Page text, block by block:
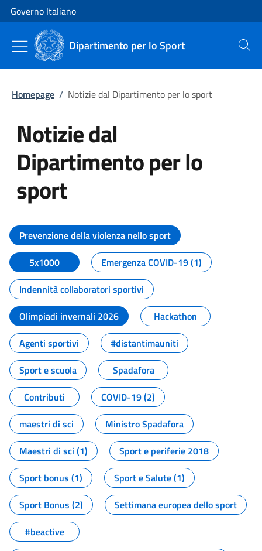
Vai al contenuto
Vai alla navigazione del sito
Governo Italiano
Dipartimento per lo Sport Cerca
Homepage / Notizie dal Dipartimento per lo sport
Notizie dal
Dipartimento per lo
sport
Tutti i contenuti della pagina
Prevenzione della violenza nello sport
5x1000
Emergenza COVID-19 (1)
Indennità collaboratori sportivi
Olimpiadi invernali 2026
Hackathon
Agenti sportivi
#distantimauniti
Sport e scuola
Spadafora
Contributi
COVID-19 (2)
maestri di sci
Ministro Spadafora
Maestri di sci (1)
Sport e periferie 2018
Sport bonus (1)
Sport e Salute (1)
Sport Bonus (2)
Settimana europea dello sport
#beactive